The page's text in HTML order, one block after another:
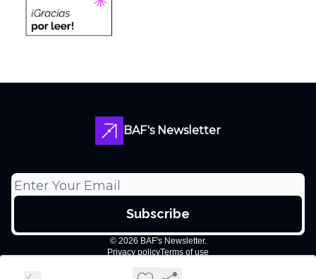
BAF's Newsletter
© 2026 BAF's Newsletter.
Privacy policyTerms of use
Powered by beehiiv